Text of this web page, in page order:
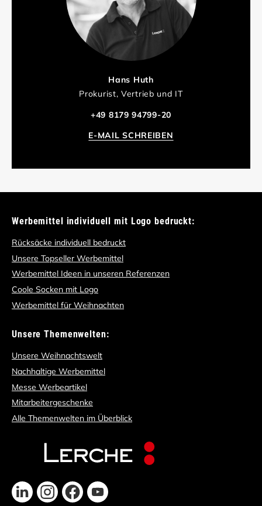
Hans Huth
Prokurist, Vertrieb und IT
+49 8179 94799-20
E-MAIL SCHREIBEN
Werbemittel individuell mit Logo bedruckt:
Rücksäcke individuell bedruckt
Unsere Topseller Werbemittel
Werbemittel Ideen in unseren Referenzen
Coole Socken mit Logo
Werbemittel für Weihnachten
Unsere Themenwelten:
Unsere Weihnachtswelt
Nachhaltige Werbemittel
Messe Werbeartikel
Mitarbeitergeschenke
Alle Themenwelten im Überblick